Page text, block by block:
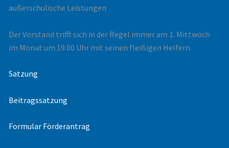
außerschulische Leistungen
Der Vorstand trifft sich in der Regel immer am 1. Mittwoch
im Monat um 19.00 Uhr mit seinen fleißigen Helfern.
Satzung
Beitragssatzung
Formular Förderantrag